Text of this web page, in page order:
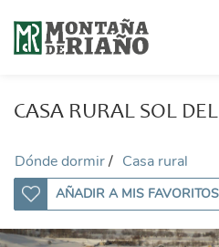
CASA RURAL SOL
Dónde dormir Casa rural
AÑADIR A MIS FAVORITOS